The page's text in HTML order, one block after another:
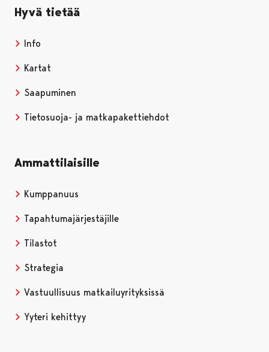
Hyvä tietää
Info
Kartat
Saapuminen
Tietosuoja- ja matkapakettiehdot
Ammattilaisille
Kumppanuus
Tapahtumajärjestäjille
Tilastot
Strategia
Vastuullisuus matkailuyrityksissä
Yyteri kehittyy